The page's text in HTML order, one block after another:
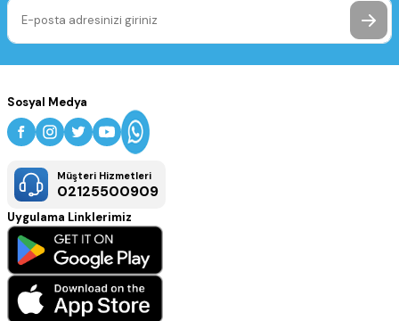
Sosyal Medya
Müşteri Hizmetleri
02125500909
Uygulama Linklerimiz